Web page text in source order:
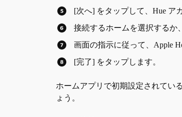
[次へ] をタップして、Hue ア
接続するホームを選択するか
画面の指示に従って、Apple
[完了] をタップします。
ホームアプリで初期設定されてい
ょう。